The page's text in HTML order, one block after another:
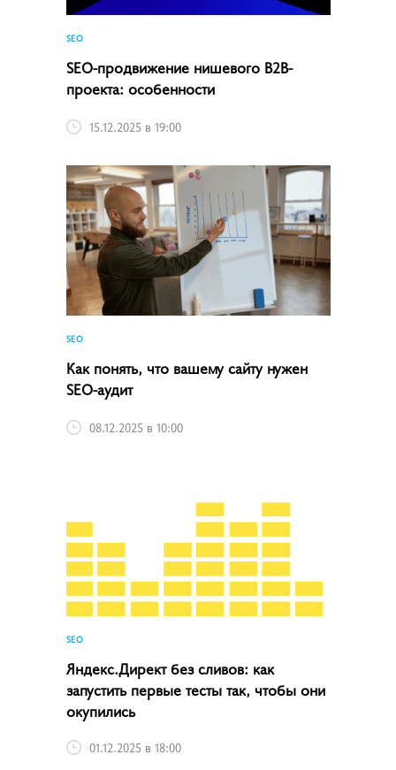
SEO
SEO-продвижение нишевого B2B-
проекта: особенности
15.12.2025 в 19:00
SEO
Как понять, что вашему сайту нужен
SEO-аудит
08.12.2025 в 10:00
SEO
Яндекс.Директ без сливов: как
запустить первые тесты так, чтобы они
окупились
01.12.2025 в 18:00